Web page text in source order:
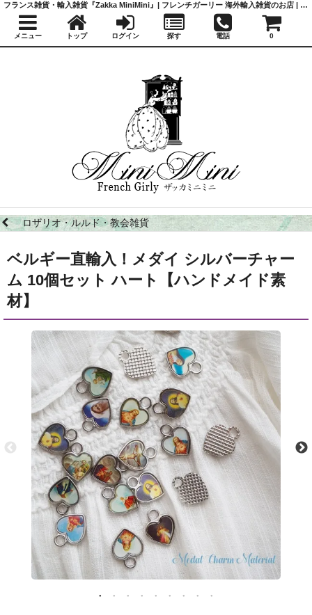
ロザリオ・ルルド・教会雑貨
ベルギー直輸入！メダイ シルバーチャー
ム 10個セット ハート【ハンドメイド素
材】
フランス雑貨・輸入雑貨『Zakka MiniMini』| フレンチガーリー 海外輸入雑貨のお店 | かわいい雑貨 | 蚤の市 | アンティーク
メニュー トップ ログイン 探す 電話 0